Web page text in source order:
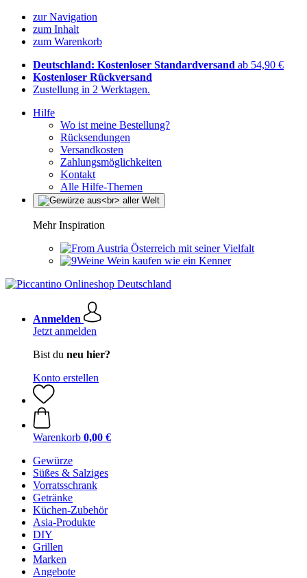
zur Navigation
zum Inhalt
zum Warenkorb
Deutschland: Kostenloser Standardversand ab 54,90 €
Kostenloser Rückversand
Zustellung in 2 Werktagen.
Hilfe
Wo ist meine Bestellung?
Rücksendungen
Versandkosten
Zahlungsmöglichkeiten
Kontakt
Alle Hilfe-Themen
Mehr Inspiration
Österreich mit seiner Vielfalt
Wein kaufen wie ein Kenner
Anmelden
Jetzt anmelden
Bist du neu hier?
Konto erstellen
Warenkorb 0,00 €
Gewürze
Süßes & Salziges
Vorratsschrank
Getränke
Küchen-Zubehör
Asia-Produkte
DIY
Grillen
Marken
Angebote